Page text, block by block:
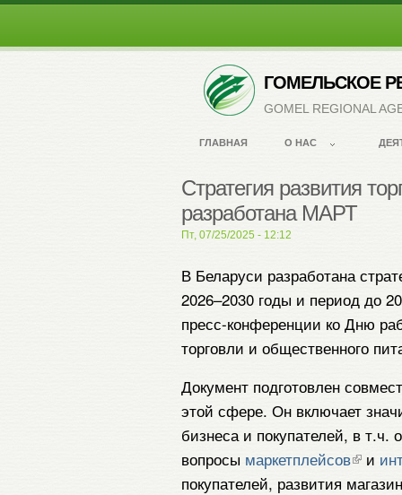
ГОМЕЛЬСКОЕ
GOMEL REGIONAL
ГЛАВНАЯ О НАС
Стратегия развития
разработана МАРТ
Пт, 07/25/2025 - 12:12
В Беларуси разработана
2026–2030 годы и период до
пресс-конференции ко Дню
торговли и общественного
Документ подготовлен
этой сфере. Он включает
бизнеса и покупателей, в т.ч.
вопросы маркетплейсов и
покупателей, развития